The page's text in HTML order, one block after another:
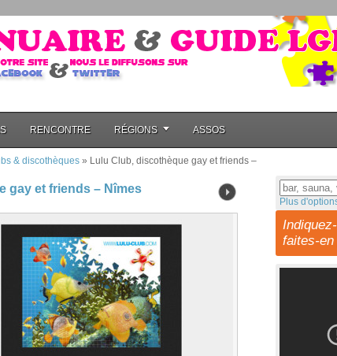
RENCONTRE RÉGIONS ASSOS
& discothèques » Lulu Club, discothèque gay et friends –
gay et friends – Nîmes
Plus
faites-